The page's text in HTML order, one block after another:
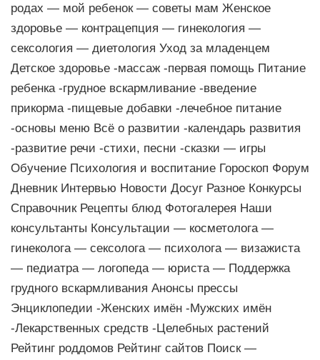
родах — мой ребенок — советы мам Женское
здоровье — контрацепция — гинекология —
сексология — диетология Уход за младенцем
Детское здоровье -массаж -первая помощь Питание
ребенка -грудное вскармливание -введение
прикорма -пищевые добавки -лечебное питание
-основы меню Всё о развитии -календарь развития
-развитие речи -стихи, песни -сказки — игры
Обучение Психология и воспитание Гороскоп Форум
Дневник Интервью Новости Досуг Разное Конкурсы
Справочник Рецепты блюд Фотогалерея Наши
консультанты Консультации — косметолога —
гинеколога — сексолога — психолога — визажиста
— педиатра — логопеда — юриста — Поддержка
грудного вскармливания Анонсы прессы
Энциклопедии -Женских имён -Мужских имён
-Лекарственных средств -Целебных растений
Рейтинг роддомов Рейтинг сайтов Поиск —